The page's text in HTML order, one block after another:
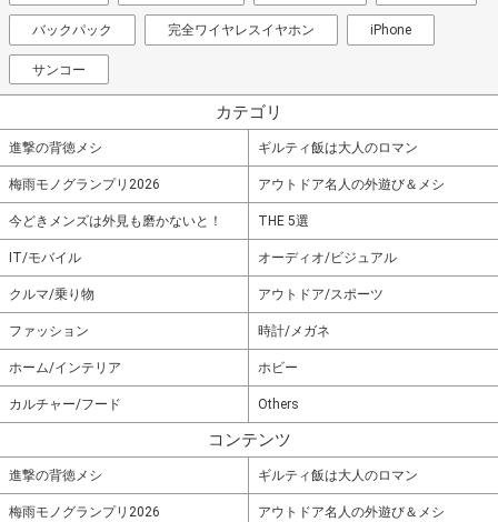
バックパック 完全ワイヤレスイヤホン iPhone
サンコー
カテゴリ
進撃の背徳メシ ギルティ飯は大人のロマン
梅雨モノグランプリ2026 アウトドア名人の外遊び＆メシ
今どきメンズは外見も磨かないと！ THE 5選
IT/モバイル オーディオ/ビジュアル
クルマ/乗り物 アウトドア/スポーツ
ファッション 時計/メガネ
ホーム/インテリア ホビー
カルチャー/フード Others
コンテンツ
進撃の背徳メシ ギルティ飯は大人のロマン
梅雨モノグランプリ2026 アウトドア名人の外遊び＆メシ